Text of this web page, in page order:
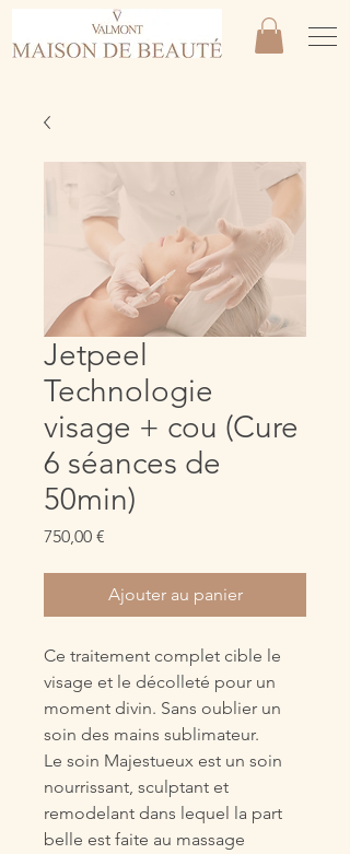
Jetpeel
Technologie
visage + cou (Cure
6 séances de
50min)
750,00 €
Ajouter au panier
Ce traitement complet cible le
visage et le décolleté pour un
moment divin. Sans oublier un
soin des mains sublimateur.
Le soin Majestueux est un soin
nourrissant, sculptant et
remodelant dans lequel la part
belle est faite au massage